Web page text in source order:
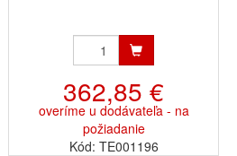
362,85 €
overíme u dodávateľa - na
požiadanie
Kód: TE001196